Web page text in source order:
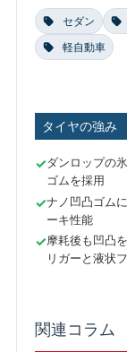
セダン
軽自動車
タイヤの強み
ダンロップの
ゴムを採用
ナノ凹凸ゴム
ーキ性能
摩耗後も凹凸
リガーと液状
関連コラム